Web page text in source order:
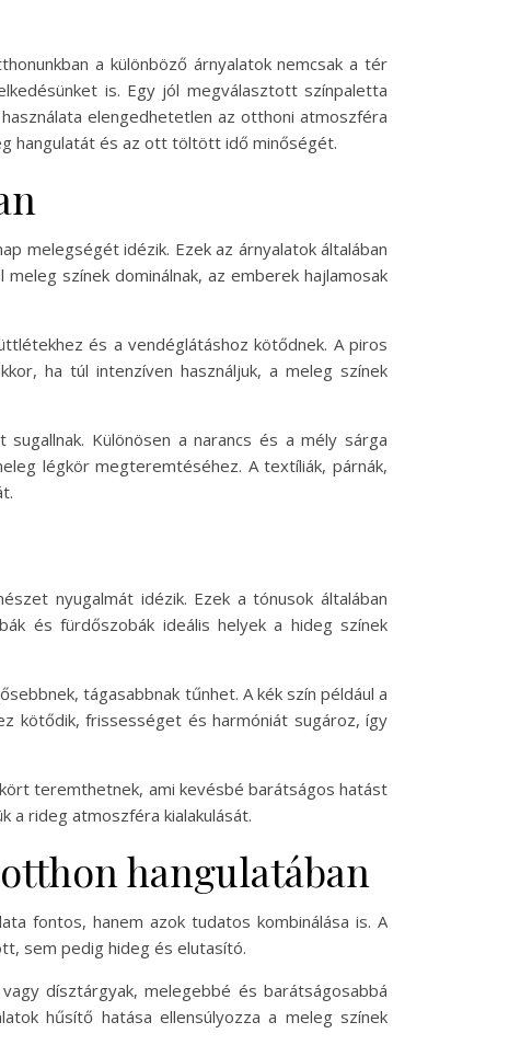
a különböző árnyalatok nemcsak a tér
is. Egy jól megválasztott színpaletta
elengedhetetlen az otthoni atmoszféra
hangulatát és az ott töltött idő minőségét.
melegségét idézik. Ezek az árnyalatok általában
színek dominálnak, az emberek hajlamosak
és a vendéglátáshoz kötődnek. A piros
ha túl intenzíven használjuk, a meleg színek
Különösen a narancs és a mély sárga
légkör megteremtéséhez. A textíliák, párnák,
nyugalmát idézik. Ezek a tónusok általában
és fürdőszobák ideális helyek a hideg színek
tágasabbnak tűnhet. A kék szín például a
kötődik, frissességet és harmóniát sugároz, így
teremthetnek, ami kevésbé barátságos hatást
a rideg atmoszféra kialakulását.
hangulatában
fontos, hanem azok tudatos kombinálása is. A
sem pedig hideg és elutasító.
dísztárgyak, melegebbé és barátságosabbá
hűsítő hatása ellensúlyozza a meleg színek